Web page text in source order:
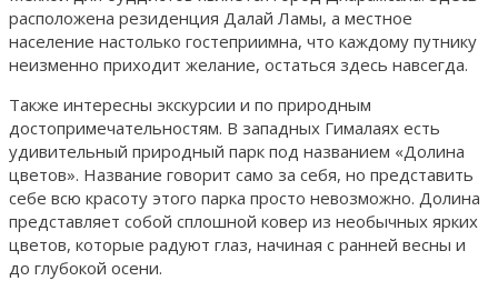
расположена резиденция Далай Ламы, а местное
население настолько гостеприимна, что каждому путнику
неизменно приходит желание, остаться здесь навсегда.
Также интересны экскурсии и по природным
достопримечательностям. В западных Гималаях есть
удивительный природный парк под названием «Долина
цветов». Название говорит само за себя, но представить
себе всю красоту этого парка просто невозможно. Долина
представляет собой сплошной ковер из необычных ярких
цветов, которые радуют глаз, начиная с ранней весны и
до глубокой осени.